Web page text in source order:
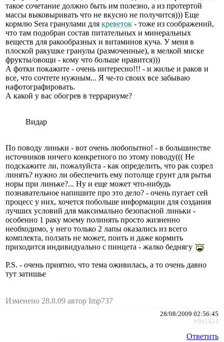
такое сочетание должно быть им полезно, а из протертой
массы выковыривать что не вкусно не получится))) Еще
кормлю Sera гранулами для креветок - тоже из соображений,
что там подобран состав питательных и минеральных
веществ для ракообразных и витаминов куча. У меня в
плоской ракушке гранулы (размоченные), в мелкой миске
фрукты/овощи - кому что больше нравится)))
А фотки покажите - очень интересно!!! - и жилье и раков и
все, что сочтете нужным... Я че-то своих все забываю
нафотографировать.
А какой у вас обогрев в террариуме?
Видар
По поводу линьки - вот очень любопытно! - в большинстве
источников ничего конкретного по этому поводу((( Не
подскажите ли, пожалуйста - как определить, что рак созрел
линять? нужно ли обеспечить ему потолще грунт для рытья
норы при линьке?... Ну и еще может что-нибудь
познавательное напишите про это дело? - очень пугает сей
процесс у них, хочется побольше информации для создания
лучших условий для максимально безопасной линьки -
особенно 1 раку моему полинять просто жизненно
необходимо, у него только 2 лапы оказались из всего
комплекта, ползать не может, поить и даже кормить
приходится индивидуально с пинцета - жалко беднягу
P.S. - очень приятно, что тема оживилась, а то очень давно
тут затишье
Изменено 28.8.09 автор Imp737
28/08/2009 02:56:45
#901424
Ответить